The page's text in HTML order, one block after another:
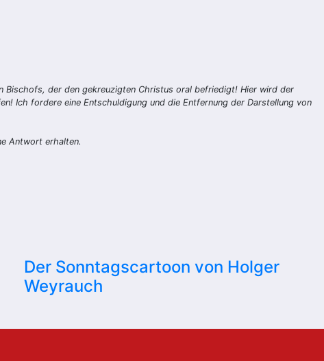
Bischofs, der den gekreuzigten Christus oral befriedigt! Hier wird der
Ich fordere eine Entschuldigung und die Entfernung der Darstellung von
Antwort erhalten.
Der Sonntagscartoon von Holger
Weyrauch